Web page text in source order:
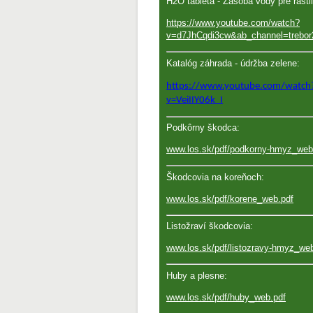
https://www.youtube.com/watch?
Katalóg záhrada - údržba zelene:
https://www.youtube.com/
v=VeiIIY06k_I
Podkôrny škodca:
www.los.sk/pdf/podkorny-
Škodcovia na koreňoch:
www.los.sk/pdf/korene_web.pdf
Listožraví škodcovia:
www.los.sk/pdf/listozravy-
Huby a plesne:
www.los.sk/pdf/huby_web.pdf